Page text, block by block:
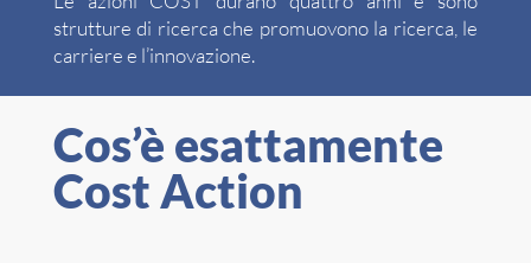
strutture di ricerca che promuovono la ricerca, le
carriere e l’innovazione.
Cos’è esattamente
Cost Action